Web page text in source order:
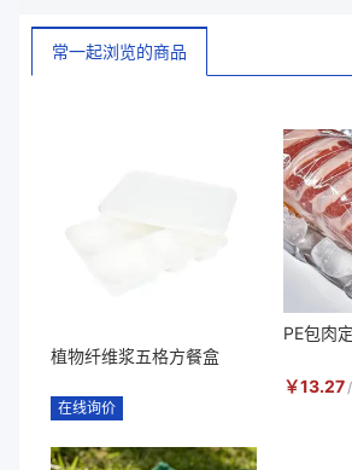
常一起浏览的商品
植物纤维浆五格方餐盒
在线询价
PE包肉
￥13.27 /